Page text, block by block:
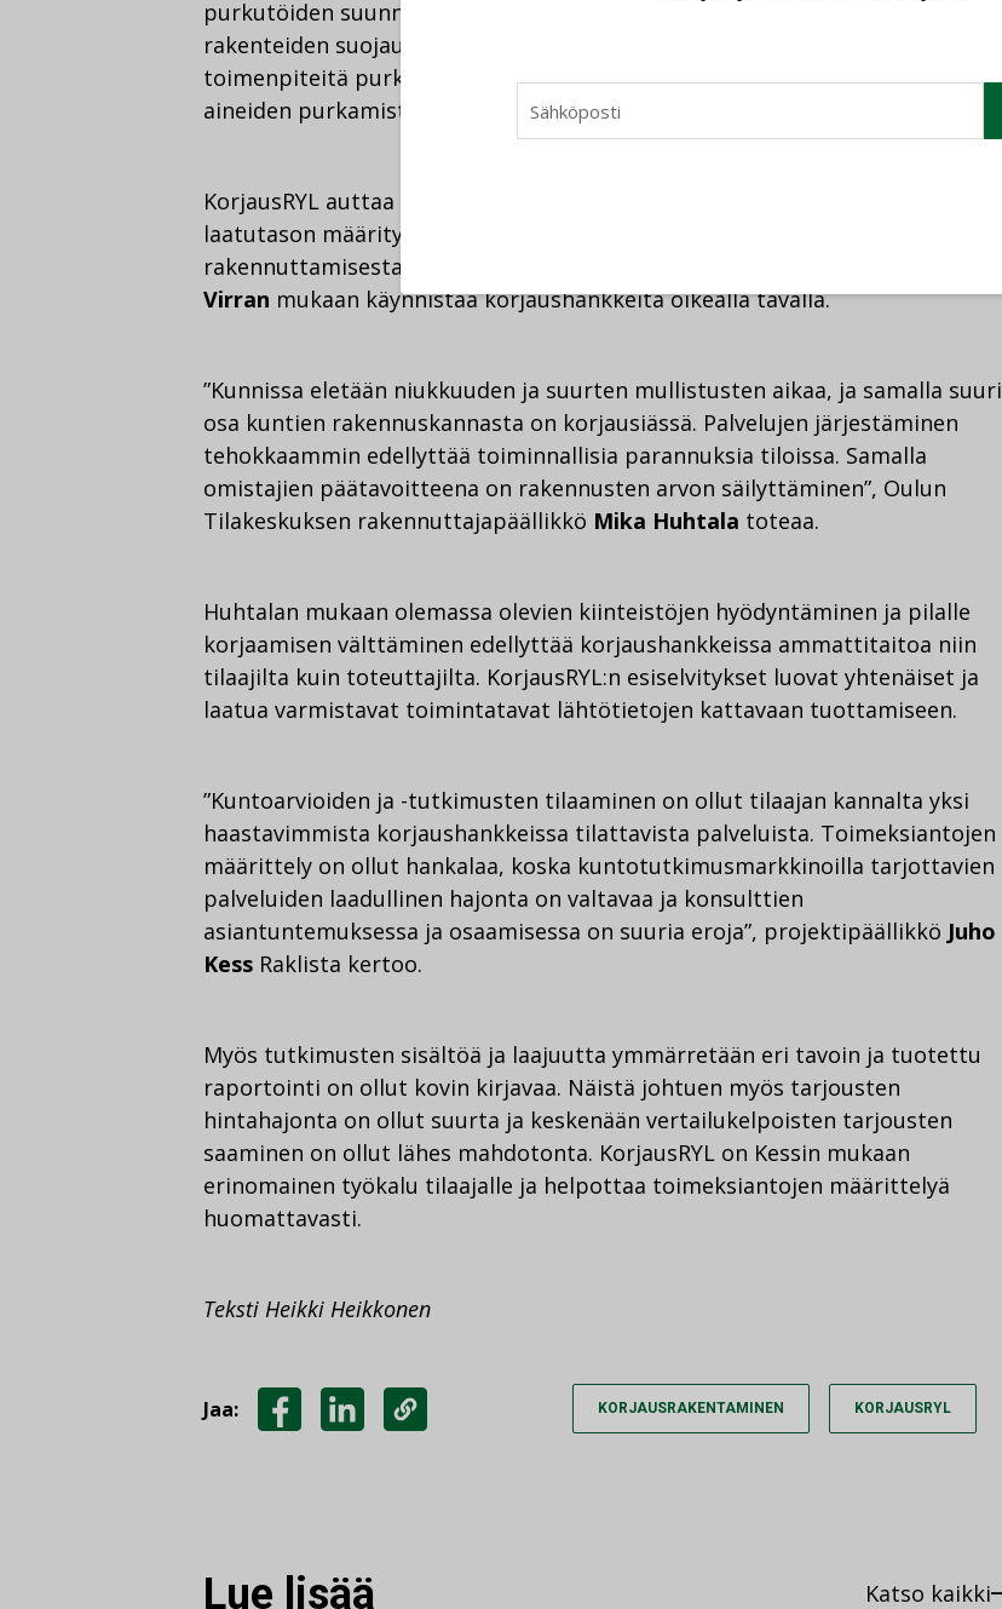
purkutöiden suunnitelmien laadintaa, säilytettävien rakennusosien ja
rakenteiden suojauksia, rakennusosien ja rakenteiden purkamista,
toimenpiteitä purkujätteille ja erillisenä työvaiheena tehtävää haitallisten
aineiden purkamista.
KorjausRYL auttaa myös kuntoarvioiden ja -tutkimusten tilaamisessa,
laatutason määrityksessä ja laadun todentamisessa. Sen avulla taloyhtiöt ja
rakennuttamisesta vastaavat osaavat Kiinteistöliiton kehityspäällikkö
Virran mukaan käynnistää korjaushankkeita oikealla tavalla.
”Kunnissa eletään niukkuuden ja suurten mullistusten aikaa, ja samalla suuri
osa kuntien rakennuskannasta on korjausiässä. Palvelujen järjestäminen
tehokkaammin edellyttää toiminnallisia parannuksia tiloissa. Samalla
omistajien päätavoitteena on rakennusten arvon säilyttäminen”, Oulun
Tilakeskuksen rakennuttajapäällikkö Mika Huhtala toteaa.
Huhtalan mukaan olemassa olevien kiinteistöjen hyödyntäminen ja pilalle
korjaamisen välttäminen edellyttää korjaushankkeissa ammattitaitoa niin
tilaajilta kuin toteuttajilta. KorjausRYL:n esiselvitykset luovat yhtenäiset ja
laatua varmistavat toimintatavat lähtötietojen kattavaan tuottamiseen.
”Kuntoarvioiden ja -tutkimusten tilaaminen on ollut tilaajan kannalta yksi
haastavimmista korjaushankkeissa tilattavista palveluista. Toimeksiantojen
määrittely on ollut hankalaa, koska kuntotutkimusmarkkinoilla tarjottavien
palveluiden laadullinen hajonta on valtavaa ja konsulttien
asiantuntemuksessa ja osaamisessa on suuria eroja”, projektipäällikkö Juho
Kess Raklista kertoo.
Myös tutkimusten sisältöä ja laajuutta ymmärretään eri tavoin ja tuotettu
raportointi on ollut kovin kirjavaa. Näistä johtuen myös tarjousten
hintahajonta on ollut suurta ja keskenään vertailukelpoisten tarjousten
saaminen on ollut lähes mahdotonta. KorjausRYL on Kessin mukaan
erinomainen työkalu tilaajalle ja helpottaa toimeksiantojen määrittelyä
huomattavasti.
Teksti Heikki Heikkonen
Jaa: KORJAUSRAKENTAMINEN KORJAUSRYL
Lue lisää Katso kaikki